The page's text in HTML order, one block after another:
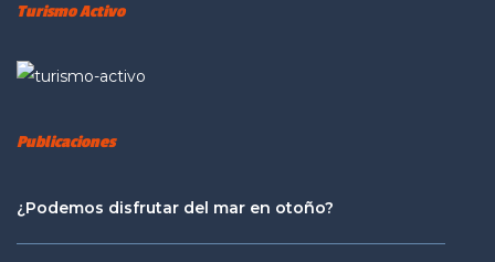
Turismo Activo
Publicaciones
¿Podemos disfrutar del mar en otoño?